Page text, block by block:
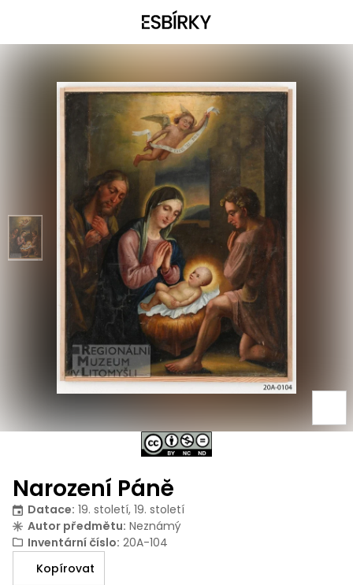
Narození Páně
Datace: 19. století, 19. století
Autor předmětu: Neznámý
Inventární číslo: 20A-104
Kopírovat